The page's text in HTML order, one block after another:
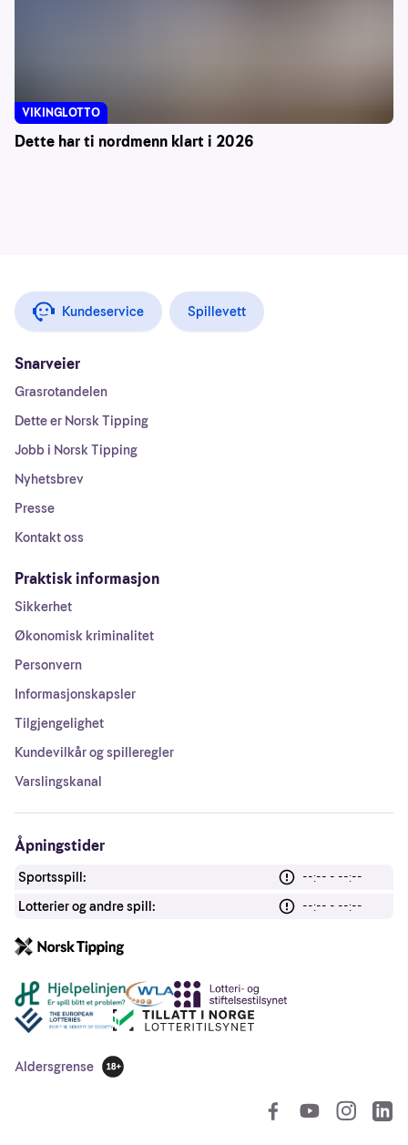
Dette har ti nordmenn klart i 2026
VIKINGLOTTO
Kundeservice Spillevett
Snarveier
Grasrotandelen
Dette er Norsk Tipping
Jobb i Norsk Tipping
Nyhetsbrev
Presse
Kontakt oss
Praktisk informasjon
Sikkerhet
Økonomisk kriminalitet
Personvern
Informasjonskapsler
Tilgjengelighet
Kundevilkår og spilleregler
Varslingskanal
Åpningstider
Sportsspill:
--:-- - --:--
Lotterier og andre spill:
--:-- - --:--
Andre lenker
Aldersgrense
18 år